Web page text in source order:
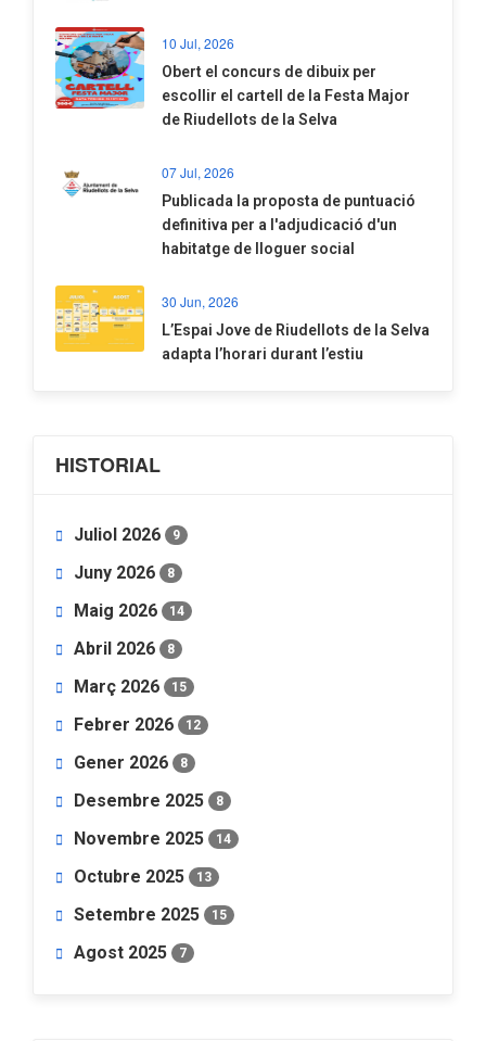
10 Jul, 2026
​Obert el concurs de dibuix per
escollir el cartell de la Festa Major
de Riudellots de la Selva
07 Jul, 2026
​Publicada la proposta de puntuació
definitiva per a l'adjudicació d'un
habitatge de lloguer social
30 Jun, 2026
​L’Espai Jove de Riudellots de la Selva
adapta l’horari durant l’estiu
HISTORIAL
Juliol 2026 9
Juny 2026 8
Maig 2026 14
Abril 2026 8
Març 2026 15
Febrer 2026 12
Gener 2026 8
Desembre 2025 8
Novembre 2025 14
Octubre 2025 13
Setembre 2025 15
Agost 2025 7